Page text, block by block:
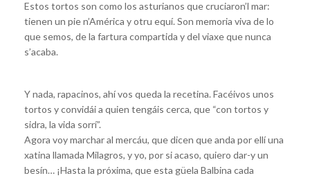
Estos tortos son como los asturianos que cruciaron’l mar:
tienen un pie n’América y otru equí. Son memoria viva de lo
que semos, de la fartura compartida y del viaxe que nunca
s’acaba.
Y nada, rapacinos, ahí vos queda la recetina. Facéivos unos
tortos y convidái a quien tengáis cerca, que “con tortos y
sidra, la vida sorrí”.
Agora voy marchar al mercáu, que dicen que anda por ellí una
xatina llamada Milagros, y yo, por si acaso, quiero dar-y un
besín… ¡Hasta la próxima, que esta güela Balbina cada